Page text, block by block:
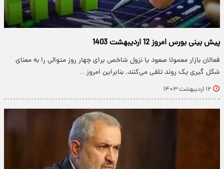
پیش بینی بورس امروز 12 اردیبهشت 1403
فعالان بازار معمولا صعود یا نزول شاخص برای چهار روز متوالی را به معنای
شکل گیری یک روند تلقی می‌کنند. بنابراین امروز…
۱۲ اردیبهشت ۱۴۰۳